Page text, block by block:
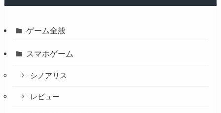
ゲーム全般
スマホゲーム
シノアリス
レビュー